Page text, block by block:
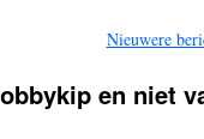
Nieuwere
en niet